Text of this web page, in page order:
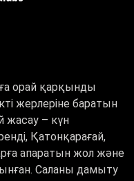
орай қарқынды
жерлеріне баратын
жасау – күн
Қатонқарағай,
апаратын жол және
Саланы дамыту